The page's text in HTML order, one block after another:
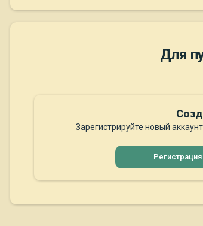
Для
Зарегистрируйте новый